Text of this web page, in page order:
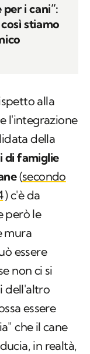
i cani”:
stiamo
alla
l'integrazione
della
di famiglie
(secondo
) c'è da
però le
mura
essere
non ci si
dell'altro
essere
che il cane
in realtà,